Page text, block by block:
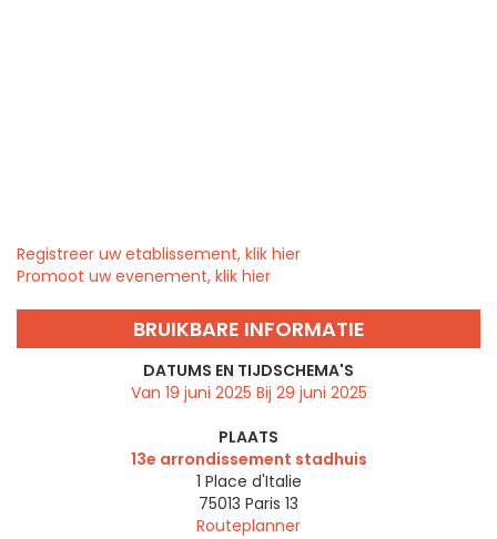
Registreer uw etablissement, klik hier
Promoot uw evenement, klik hier
BRUIKBARE INFORMATIE
DATUMS EN TIJDSCHEMA'S
Van 19 juni 2025 Bij 29 juni 2025
PLAATS
13e arrondissement stadhuis
1 Place d'Italie
75013 Paris 13
Routeplanner